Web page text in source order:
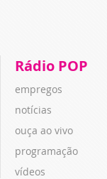
Rádio POP
empregos
notícias
ouça ao vivo
programação
vídeos